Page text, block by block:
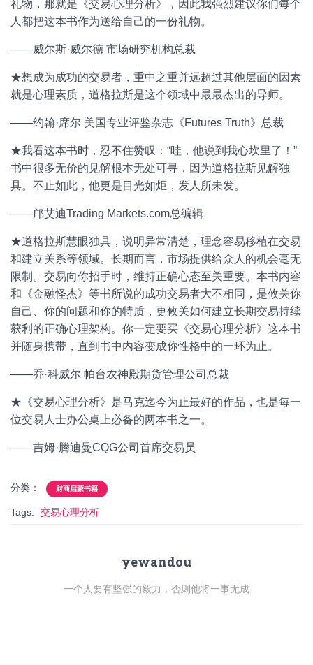
礼物，那就是《交易心理分析》，因此我强烈建议你们每个
人都把这本书作为送给自己的一份礼物。
——威尔斯·威尔德 市场研究机构总裁
★想成为成功的交易者，重中之重并远超过其他层面的因素
就是心理素质，道格拉斯是这个领域中最最杰出的导师。
——约翰·席尔 美国专业评鉴杂志《Futures Truth》总裁
★我看这本书时，忍不住赞叹：“哇，他说到我心坎里了！”
书中很多无价的见解根本无处可寻，因为道格拉斯见解独
具。不止如此，他更是目光如炬，发人所未发。
——邝艾迪Trading Markets.com总编辑
★道格拉斯慧眼独具，说明异常清楚，理念容易移植在交易
和建立关系等领域。长期而言，市场提供给众人的机会毫无
限制。交易向你招手时，维持正确心态至关重要。本书内容
和《金融怪杰》等书所说的成功交易者大不相同，是攸关你
自己、你的问题和你的特质，更攸关如何建立长期交易持续
获利的正确心理架构。你一定要买《交易心理分析》这本书
并随身携带，直到书中内容变成你性格中的一环为止。
——乔·科威尔 帕台农神殿期货管理公司总裁
★《交易心理分析》是马克迄今为止最好的作品，也是每一
位交易人士办公桌上必备的两本书之一。
——吉姆·腾迪曼CQG公司首席交易员
分类： 财商启蒙书籍
Tags: 交易心理分析
yewandou
一个人要有坚强的毅力，否则他将一事无成